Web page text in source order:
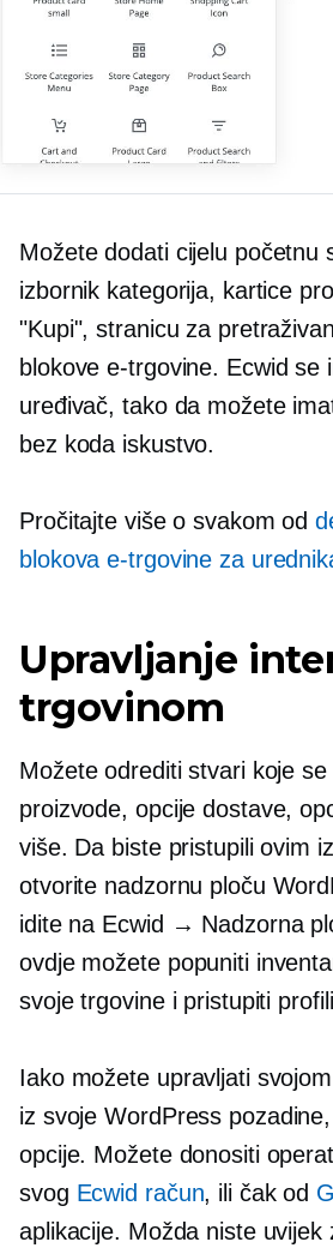
Možete dodati cijelu početnu
izbornik kategorija, kartice
"Kupi", stranicu za
blokove e-trgovine. Ecwid se
uređivač, tako da možete
bez koda iskustvo.
Pročitajte više o svakom od
blokova e-trgovine za
Upravljanje
trgovinom
Možete odrediti stvari koje
proizvode, opcije dostave,
više. Da biste pristupili ovim
otvorite nadzornu ploču
idite na Ecwid → Nadzorna
ovdje možete popuniti
svoje trgovine i pristupiti
Iako možete upravljati
iz svoje WordPress
opcije. Možete donositi
svog Ecwid račun, ili čak od
aplikacije. Možda niste uvijek